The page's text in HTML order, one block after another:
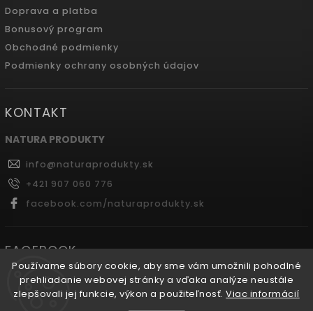
Používame súbory cookie, aby sme vám umožnili pohodlné
prehliadanie webovej stránky a vďaka analýze neustále
zlepšovali jej funkcie, výkon a použiteľnosť.Viac informácií
Doprava a platba
Bonusový program
Obchodné podmienky
Podmienky ochrany osobných údajov
KONTAKT
NATURA PRODUKTY
info@naturaprodukty.sk
+421 907 060 776
facebook.com/naturaprodukty.sk
FACEBOOK